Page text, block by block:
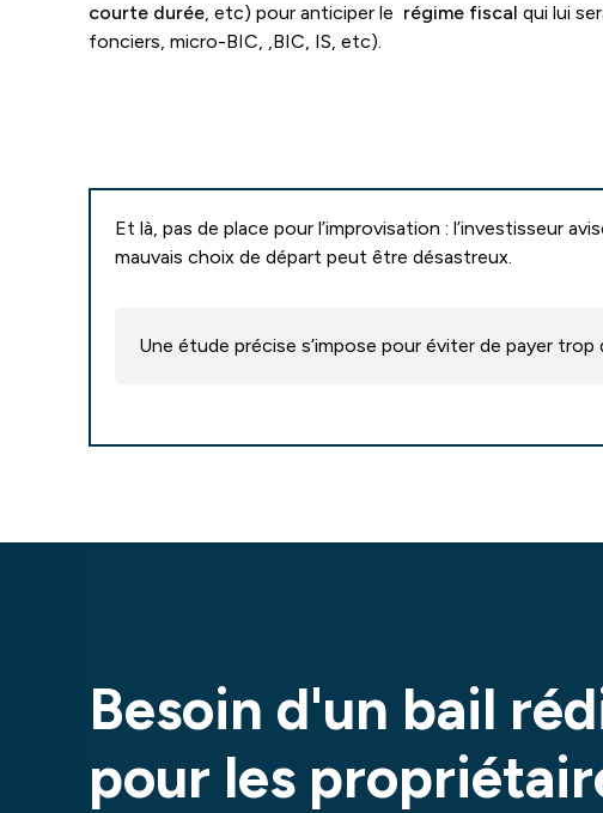
courte durée, etc) pour anticiper le régime fiscal qui lui
fonciers, micro-BIC, ,BIC, IS, etc).
Et là, pas de place pour l’improvisation : l’investisseur
mauvais choix de départ peut être désastreux.
Une étude précise s’impose pour éviter de payer trop
Besoin d'un bail
pour les